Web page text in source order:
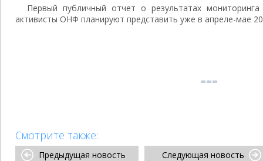
Первый публичный отчет о результатах
активисты ОНФ планируют представить уже в апреле-мае
Смотрите также:
Предыдущая новость Следующая новость